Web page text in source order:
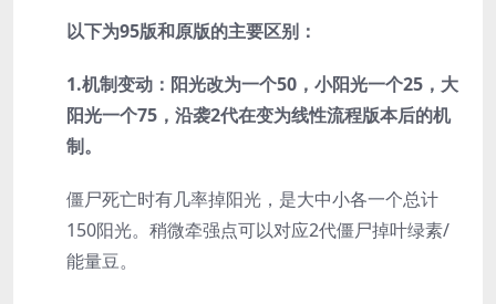
以下为95版和原版的主要区别：
1.机制变动：阳光改为一个50，小阳光一个25，大
阳光一个75，沿袭2代在变为线性流程版本后的机
制。
僵尸死亡时有几率掉阳光，是大中小各一个总计
150阳光。稍微牵强点可以对应2代僵尸掉叶绿素/
能量豆。